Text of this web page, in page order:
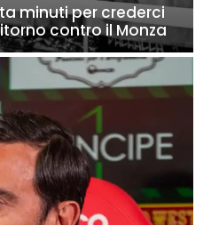
minuti per crederci
contro il Monza